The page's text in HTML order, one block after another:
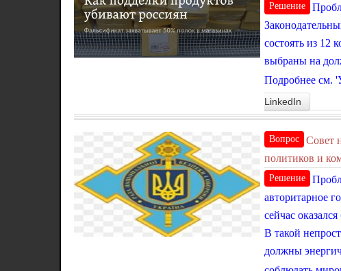
Решение
состоять из 12
выбраны на
Подробнее см.
LinkedIn
Вопрос
Совет
политиков и
Решение
авторитарное
сейчас
В такой
должны